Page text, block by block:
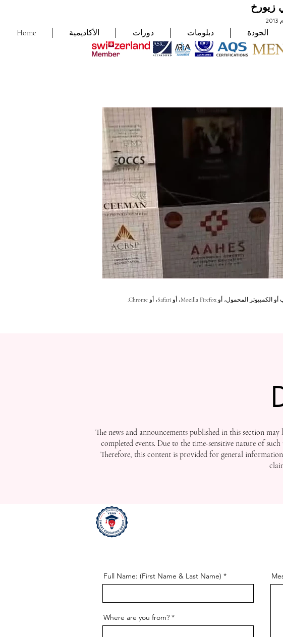
زيورخ
Home الأكاديمية دورات دبلومات الجودة
The news and announcements published in this section
completed events. Due to the time-sensitive nature of
Therefore, this content is provided for general
Full Name: (First Name & Last Name)
Where are you from?